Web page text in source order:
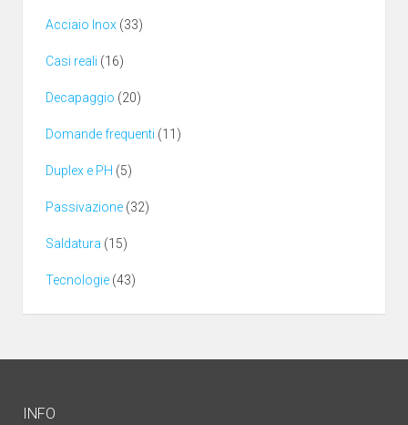
Acciaio Inox (33)
Casi reali (16)
Decapaggio (20)
Domande frequenti (11)
Duplex e PH (5)
Passivazione (32)
Saldatura (15)
Tecnologie (43)
INFO